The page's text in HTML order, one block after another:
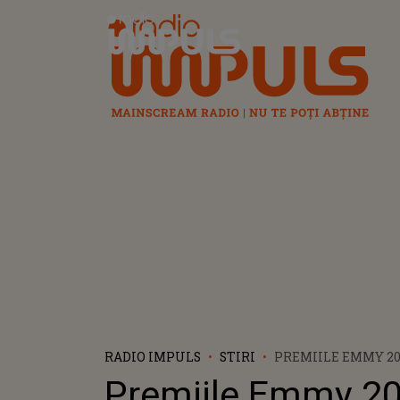
Radio Impuls
RADIO IMPULS STIRI
PREMIILE EMMY 2024: "THE
IMPORTANTE